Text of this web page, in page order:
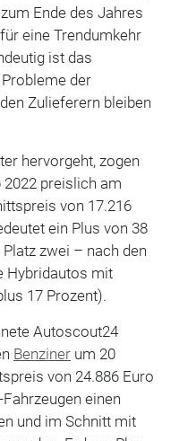
Ende des Jahres
eine Trendumkehr
ist das
der
Zulieferern bleiben
hervorgeht, zogen
2022 preislich am
von 17.216
ein Plus von 38
zwei – nach den
Hybridautos mit
17 Prozent).
Autoscout24
Benzinerum 20
von 24.886 Euro
einen
und im Schnitt mit